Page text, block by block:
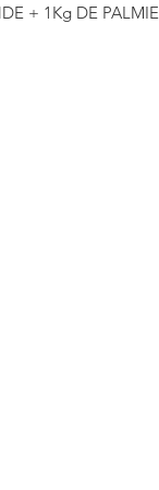
+ 1Kg DE